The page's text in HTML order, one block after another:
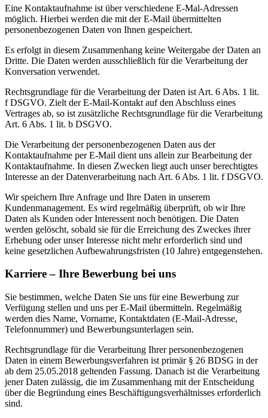
Eine Kontaktaufnahme ist über verschiedene E-Mal-Adressen
möglich. Hierbei werden die mit der E-Mail übermittelten
personenbezogenen Daten von Ihnen gespeichert.
Es erfolgt in diesem Zusammenhang keine Weitergabe der Daten an
Dritte. Die Daten werden ausschließlich für die Verarbeitung der
Konversation verwendet.
Rechtsgrundlage für die Verarbeitung der Daten ist Art. 6 Abs. 1 lit.
f DSGVO. Zielt der E-Mail-Kontakt auf den Abschluss eines
Vertrages ab, so ist zusätzliche Rechtsgrundlage für die Verarbeitung
Art. 6 Abs. 1 lit. b DSGVO.
Die Verarbeitung der personenbezogenen Daten aus der
Kontaktaufnahme per E-Mail dient uns allein zur Bearbeitung der
Kontaktaufnahme. In diesen Zwecken liegt auch unser berechtigtes
Interesse an der Datenverarbeitung nach Art. 6 Abs. 1 lit. f DSGVO.
Wir speichern Ihre Anfrage und Ihre Daten in unserem
Kundenmanagement. Es wird regelmäßig überprüft, ob wir Ihre
Daten als Kunden oder Interessent noch benötigen. Die Daten
werden gelöscht, sobald sie für die Erreichung des Zweckes ihrer
Erhebung oder unser Interesse nicht mehr erforderlich sind und
keine gesetzlichen Aufbewahrungsfristen (10 Jahre) entgegenstehen.
Karriere – Ihre Bewerbung bei uns
Sie bestimmen, welche Daten Sie uns für eine Bewerbung zur
Verfügung stellen und uns per E-Mail übermitteln. Regelmäßig
werden dies Name, Vorname, Kontaktdaten (E-Mail-Adresse,
Telefonnummer) und Bewerbungsunterlagen sein.
Rechtsgrundlage für die Verarbeitung Ihrer personenbezogenen
Daten in einem Bewerbungsverfahren ist primär § 26 BDSG in der
ab dem 25.05.2018 geltenden Fassung. Danach ist die Verarbeitung
jener Daten zulässig, die im Zusammenhang mit der Entscheidung
über die Begründung eines Beschäftigungsverhältnisses erforderlich
sind.